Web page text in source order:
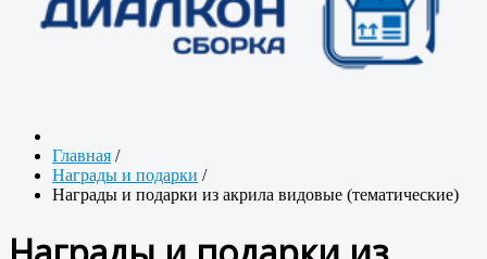
Главная /
Награды и подарки /
Награды и подарки из акрила видовые (тематические)